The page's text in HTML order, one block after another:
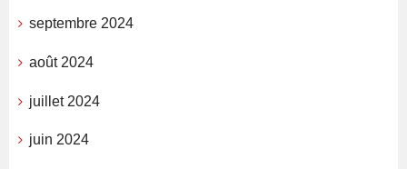
septembre 2024
août 2024
juillet 2024
juin 2024